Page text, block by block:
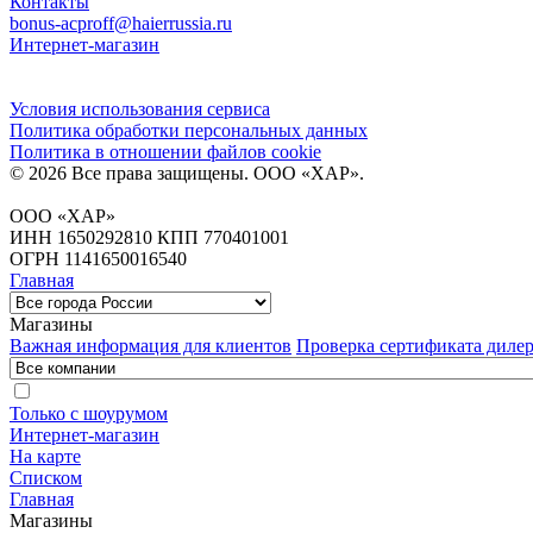
bonus-acproff@haierrussia.ru
Интернет-магазин
Условия использования сервиса
Политика обработки персональных данных
Политика в отношении файлов сookie
© 2026 Все права защищены. ООО «ХАР».
ООО «ХАР»
ИНН 1650292810 КПП 770401001
ОГРН 1141650016540
Главная
Магазины
Важная информация для клиентов Проверка сертификата
Только с шоурумом
Интернет-магазин
На карте
Списком
Главная
Магазины